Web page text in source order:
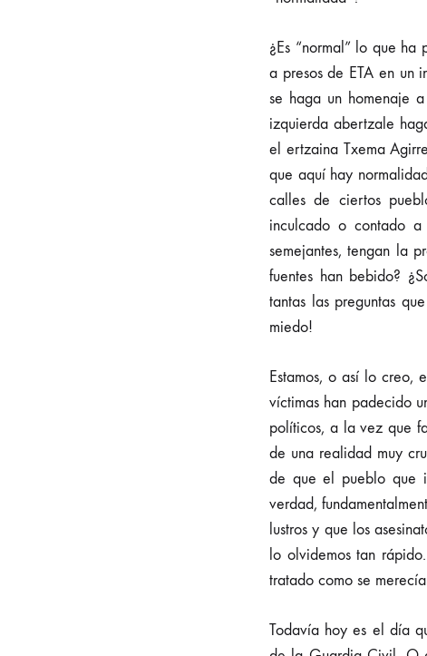
¿Es “normal” lo que ha
a presos de ETA en un
se haga un homenaje
izquierda abertzale
el ertzaina Txema
que aquí hay
calles de ciertos
inculcado o contado
semejantes, tengan la
fuentes han bebido?
tantas las preguntas
miedo!
Estamos, o así lo creo,
víctimas han padecido
políticos, a la vez que
de una realidad muy
de que el pueblo que
verdad,
lustros y que los
lo olvidemos tan
tratado como se
Todavía hoy es el día